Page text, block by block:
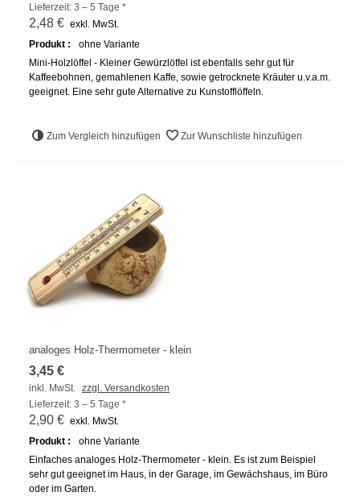
Lieferzeit: 3 – 5 Tage *
2,48 € exkl. MwSt.
Produkt :
ohne Variante
Mini-Holzlöffel - Kleiner Gewürzlöffel ist ebenfalls sehr gut für
Kaffeebohnen, gemahlenen Kaffe, sowie getrocknete Kräuter u.v.a.m.
geeignet. Eine sehr gute Alternative zu Kunstofflöffeln.
Zum Vergleich hinzufügen Zur Wunschliste hinzufügen
analoges Holz-Thermometer - klein
3,45 €
inkl. MwSt. zzgl. Versandkosten
Lieferzeit: 3 – 5 Tage *
2,90 € exkl. MwSt.
Produkt :
ohne Variante
Einfaches analoges Holz-Thermometer - klein. Es ist zum Beispiel
sehr gut geeignet im Haus, in der Garage, im Gewächshaus, im Büro
oder im Garten.